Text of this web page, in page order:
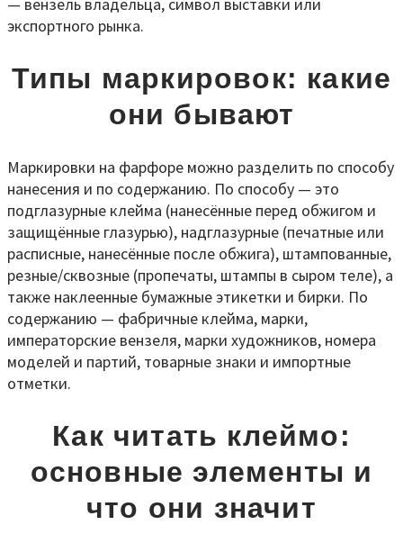
экспортного рынка.
Типы маркировок: какие
они бывают
Маркировки на фарфоре можно разделить по способу
нанесения и по содержанию. По способу — это
подглазурные клейма (нанесённые перед обжигом и
защищённые глазурью), надглазурные (печатные или
расписные, нанесённые после обжига), штампованные,
резные/сквозные (пропечаты, штампы в сыром теле), а
также наклеенные бумажные этикетки и бирки. По
содержанию — фабричные клейма, марки,
императорские вензеля, марки художников, номера
моделей и партий, товарные знаки и импортные
отметки.
Как читать клеймо:
основные элементы и
что они значит